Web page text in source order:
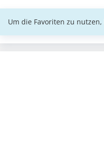
Um die Favoriten zu nutzen,